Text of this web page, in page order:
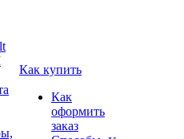
Как купить
Как
оформить
заказ